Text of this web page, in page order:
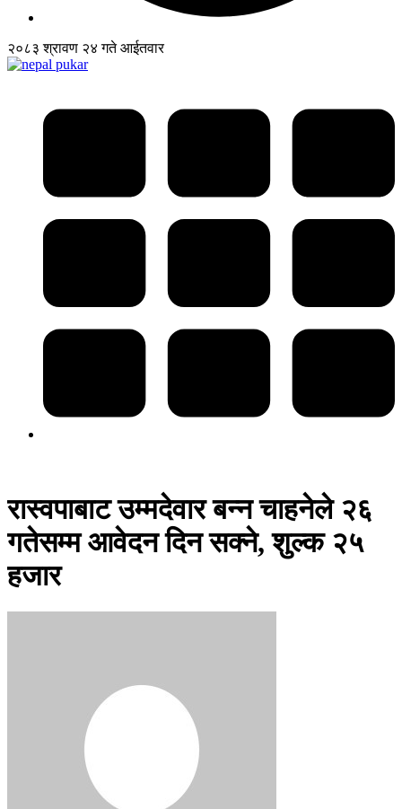
२०८३ श्रावण २४ गते आईतवार
रास्वपाबाट उम्मदेवार बन्न चाहनेले २६
गतेसम्म आवेदन दिन सक्ने, शुल्क २५
हजार